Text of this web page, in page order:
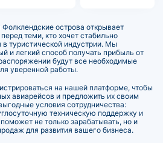
острова открывает
теми, кто хочет стабильно
в туристической индустрии. Мы
и легкий способ получать прибыль от
будут все необходимые
уверенной работы.
на нашей платформе, чтобы
авиарейсов и предложить их своим
условия сотрудничества:
техническую поддержку и
не только зарабатывать, но и
для развития вашего бизнеса.